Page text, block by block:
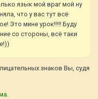
язык мой враг мой ну
что у вас тут всё
Это мине урок!!!!! Буду
со стороны, всё таки
знаков Вы, судя